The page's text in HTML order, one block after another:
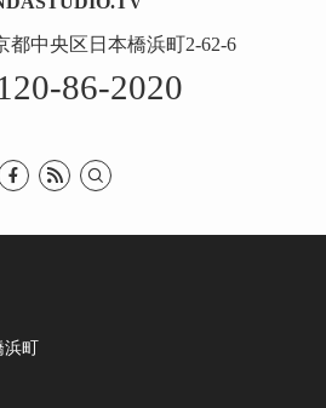
都中央区日本橋浜町2-62-6
86-2020
浜町